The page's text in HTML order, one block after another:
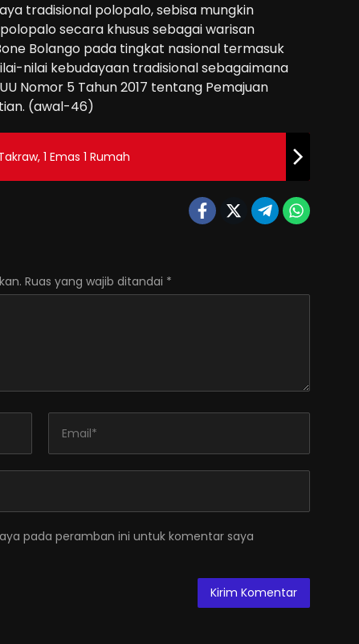
tradisional polopalo, sebisa mungkin
secara khusus sebagai warisan
Bolango pada tingkat nasional termasuk
nilai kebudayaan tradisional sebagaimana
Nomor 5 Tahun 2017 tentang Pemajuan
(awal-46)
1 Emas 1 Rumah
Ruas yang wajib ditandai *
pada peramban ini untuk komentar saya